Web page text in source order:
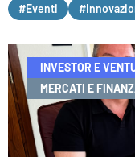
#Eventi
INVESTOR E
MERCATI E